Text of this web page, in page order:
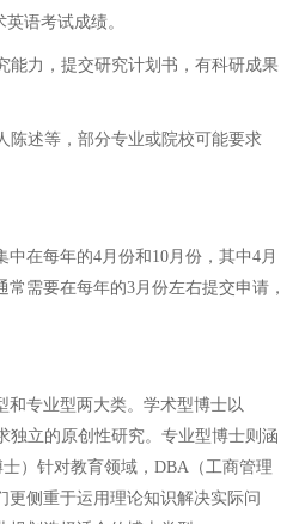
语考试成绩。
能力，提交研究计划书，有科研成果
陈述等，部分专业或院校可能要求
在每年的4月份和10月份，其中4月
需要在每年的3月份左右提交申请，
和专业型两大类。学术型博士以
独立的原创性研究。专业型博士则涵
）针对教育领域，DBA（工商管理
更侧重于运用理论知识解决实际问